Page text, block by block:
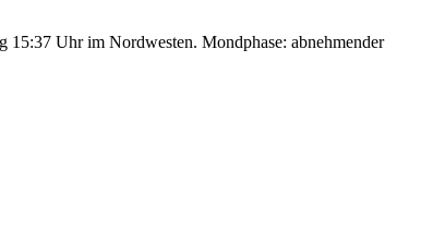
Uhr im Nordwesten. Mondphase: abnehmender